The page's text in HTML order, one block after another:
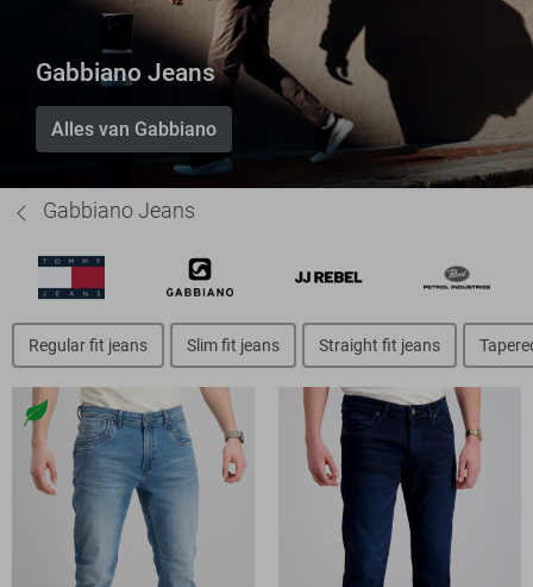
Gabbiano Jeans
Alles van Gabbiano
Gabbiano Jeans
Regular fit jeans Slim fit jeans Straight fit jeans